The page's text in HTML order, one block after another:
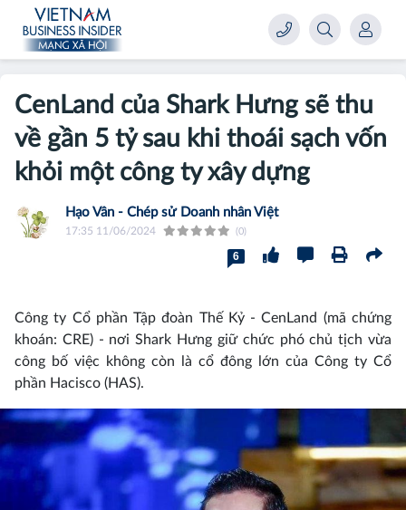
CenLand của Shark Hưng sẽ thu
về gần 5 tỷ sau khi thoái sạch vốn
khỏi một công ty xây dựng
Hạo Vân - Chép sử Doanh nhân Việt
17:35 11/06/2024 (0)
6
Công ty Cổ phần Tập đoàn Thế Kỷ - CenLand (mã chứng
khoán: CRE) - nơi Shark Hưng giữ chức phó chủ tịch vừa
công bố việc không còn là cổ đông lớn của Công ty Cổ
phần Hacisco (HAS).